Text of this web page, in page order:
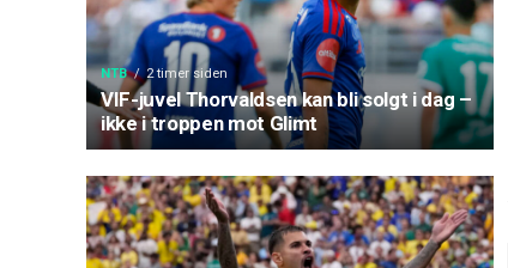
NTB 2 timer siden
VIF-juvel Thorvaldsen kan bli solgt i dag –
ikke i troppen mot Glimt